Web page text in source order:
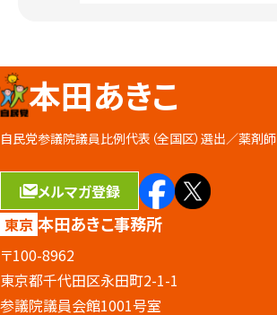
本田あきこ
自民党参議院議員比例代表（全国区）選出／薬剤師
メルマガ登録
東京 本田あきこ事務所
〒100-8962
東京都千代田区永田町2-1-1
参議院議員会館1001号室